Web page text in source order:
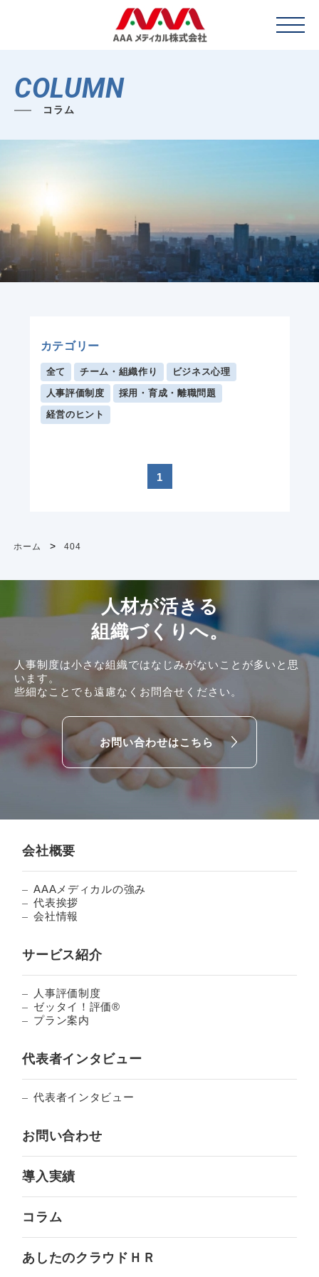
COLUMN
コラム
カテゴリー
全て チーム・組織作り
ビジネス心理
人事評価制度
採用・育成・離職問題
経営のヒント
1
ホーム > 404
人材が活きる
組織づくりへ。
人事制度は小さな組織ではなじみがないことが多いと思
います。
些細なことでも遠慮なくお問合せください。
お問い合わせはこちら
会社概要
AAAメディカルの強み
代表挨拶
会社情報
サービス紹介
人事評価制度
ゼッタイ！評価®︎
プラン案内
代表者インタビュー
代表者インタビュー
お問い合わせ
導入実績
コラム
あしたのクラウドＨＲ